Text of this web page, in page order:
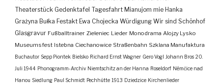
Theaterstück Gedenktafel Tagesfahrt Mianujom mie Hanka
Grażyna Bułka Festakt Ewa Chojecka Würdigung Wir sind Schönhof
Glasgravur Fußballtrainer Zieleniec Lieder Monodrama Alojzy Lysko
Museumsfest Istebna Ciechanowice Straßenbahn Szklana Manufaktura
Buchautor Sepp Piontek Bielsko Richard Ernst Wagner Gero Vogl Johann Bros 20.
Juli 1944 Phonogramm-Archiv Niemtschitz an der Hanna Roseldorf Némčice nad
Hanou Siedlung Paul Schmidt Pechhütte 1913 Dziedzice Kirchenlieder